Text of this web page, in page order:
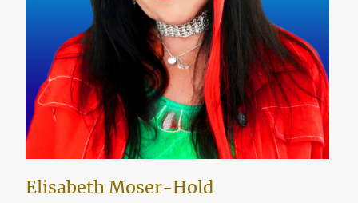
Elisabeth Moser-Hold